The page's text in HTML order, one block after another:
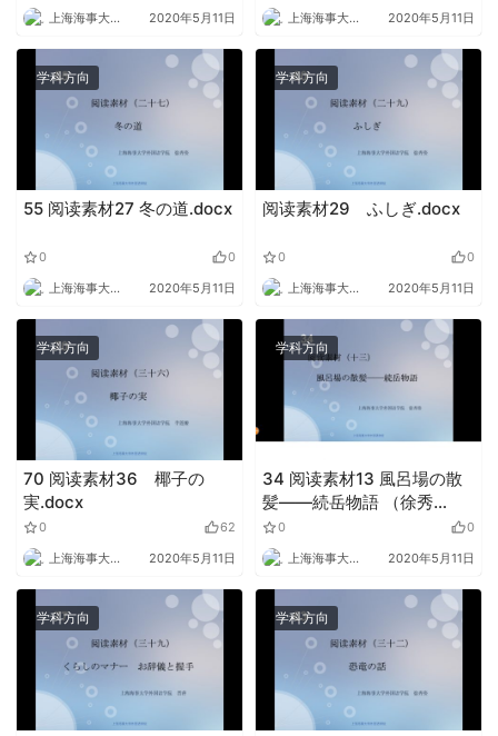
上海海事大学外语 2020年5月11日 上海海事大学外语 2020年5月11日
学科方向
55 阅读素材27 冬の道.docx
0 0
上海海事大学外语 2020年5月11日
学科方向
阅读素材29 ふしぎ.docx
0 0
上海海事大学外语 2020年5月11日
学科方向
70 阅读素材36 椰子の
実.docx
0 62
上海海事大学外语 2020年5月11日
学科方向
34 阅读素材13 風呂場の散
髪――続岳物語 （徐秀
姿）.docx
0 0
上海海事大学外语 2020年5月11日
学科方向 学科方向